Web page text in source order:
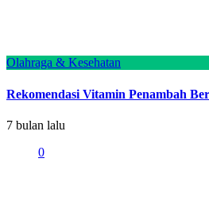
Olahraga & Kesehatan
Rekomendasi Vitamin Penambah
7 bulan lalu
0